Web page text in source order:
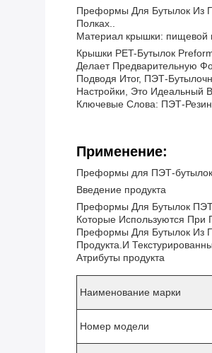
Преформы Для Бутылок Из
Полках..
Материал крышки: пищевой
Крышки PET-Бутылок
Делает Предварительную
Подводя Итог, ПЭТ-
Настройки, Это Идеальный
Ключевые Слова: ПЭТ-
Применение:
Преформы для ПЭТ-
Введение продукта
Преформы Для Бутылок
Которые Используются При
Преформы Для Бутылок Из
Продукта.и
Атрибуты продукта
Наименование марки
Номер модели